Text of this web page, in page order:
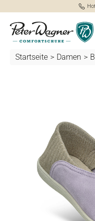
springen
Startseite > Damen >